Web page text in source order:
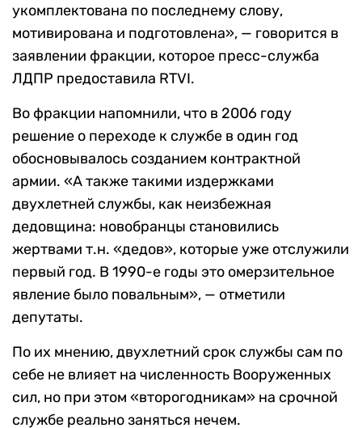
укомплектована по последнему слову,
мотивирована и подготовлена», — говорится в
заявлении фракции, которое пресс-служба
ЛДПР предоставила RTVI.
Во фракции напомнили, что в 2006 году
решение о переходе к службе в один год
обосновывалось созданием контрактной
армии. «А также такими издержками
двухлетней службы, как неизбежная
дедовщина: новобранцы становились
жертвами т.н. «дедов», которые уже отслужили
первый год. В 1990-е годы это омерзительное
явление было повальным», — отметили
депутаты.
По их мнению, двухлетний срок службы сам по
себе не влияет на численность Вооруженных
сил, но при этом «второгодникам» на срочной
службе реально заняться нечем.